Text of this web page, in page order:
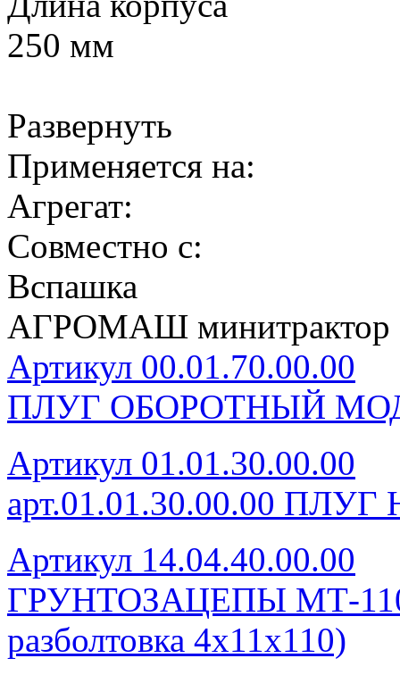
250 мм
Развернуть
Применяется на:
Агрегат:
Совместно с:
Вспашка
АГРОМАШ
Артикул 00.01.70.00.00
ПЛУГ ОБОРОТНЫЙ
Артикул 01.01.30.00.00
арт.01.01.30.00.00
Артикул 14.04.40.00.00
ГРУНТОЗАЦЕПЫ МТ-110
разболтовка 4х11х110)